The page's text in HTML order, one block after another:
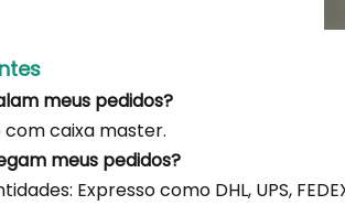
meus pedidos?
caixa master.
meus pedidos?
Expresso como DHL, UPS,